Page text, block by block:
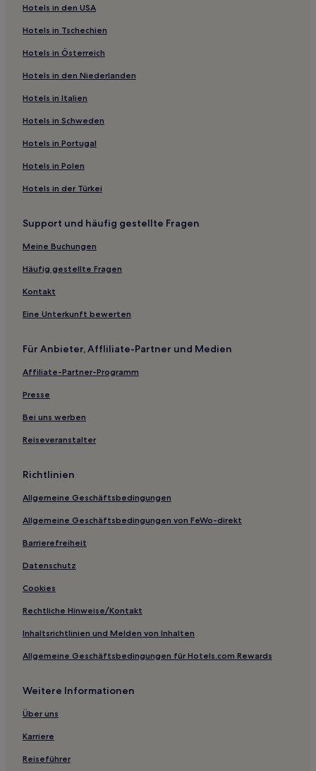
Arnstadt Hotels
Uhlstädt Hotels
Dröbischau Hotels
Rittersdorf Hotels
Kaulsdorf Hotels
Hotels nahe Bahnhof Ilmenau-Roda
Hotels nahe Bahnhof München
Hotels nahe Bahnhof Plaue
Schwarza Hotels
Meuselbach Hotels
Altstadt Erfurt: Hotels
Lichtenhain Hotels
Stedten Hotels
Hotels nahe Bahnhof Manebach
Landkreis Saalfeld-Rudolstadt: Hotels
Pensionen in Eisenach
Gasthäuser in Erfurt
Haustierfreundliche in Neuhaus am Rennweg
Hotels mit Parkplatz in Neuhaus am Rennweg
Luxus nahe Altenstein
Familien nahe Altenstein
Hotels mit inbegriffenem Frühstück nahe Altenstein
Haustierfreundliche nahe Altenstein
Familien in Oberhof
Haustierfreundliche in Suhl
Hotels mit inbegriffenem Frühstück in Gotha
Haustierfreundliche in Meiningen
Haustierfreundliche in Masserberg
Haustierfreundliche in Oberes Geratal
Hotels mit Küchenzeile in Thüringen
Hotels mit WLAN in Thüringen
Hotels in den USA
Hotels in Tschechien
Hotels in Österreich
Hotels in den Niederlanden
Hotels in Italien
Hotels in Schweden
Hotels in Portugal
Hotels in Polen
Hotels in der Türkei
Support und häufig gestellte Fragen
Meine Buchungen
Häufig gestellte Fragen
Kontakt
Eine Unterkunft bewerten
Für Anbieter, Affliliate-Partner und Medien
Affiliate-Partner-Programm
Presse
Bei uns werben
Reiseveranstalter
Richtlinien
Allgemeine Geschäftsbedingungen
Allgemeine Geschäftsbedingungen von FeWo-direkt
Barrierefreiheit
Datenschutz
Cookies
Rechtliche Hinweise/Kontakt
Inhaltsrichtlinien und Melden von Inhalten
Allgemeine Geschäftsbedingungen für Hotels.com Rewards
Weitere Informationen
Über uns
Karriere
Reiseführer